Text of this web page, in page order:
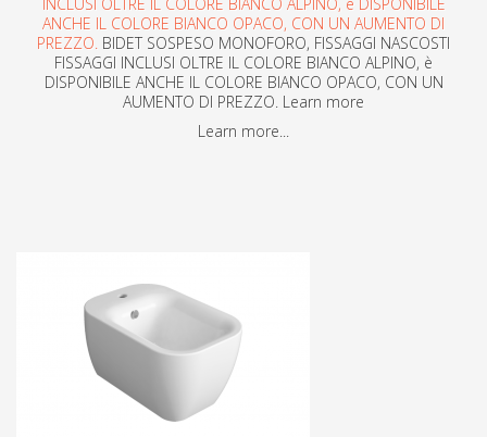
ANCHE IL COLORE BIANCO OPACO, CON UN AUMENTO DI
PREZZO. BIDET SOSPESO MONOFORO, FISSAGGI NASCOSTI
FISSAGGI INCLUSI OLTRE IL COLORE BIANCO ALPINO, è
DISPONIBILE ANCHE IL COLORE BIANCO OPACO, CON UN
AUMENTO DI PREZZO. Learn more
Learn more...